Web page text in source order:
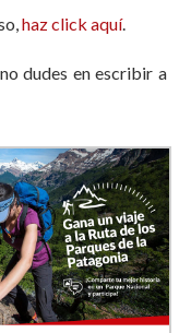
haz click aquí.
dudes en escribir a